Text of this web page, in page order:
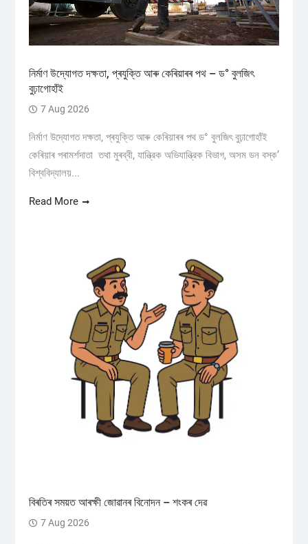
নিৰ্মাণ উদ্যোগত দক্ষতা, প্ৰযুক্তি আৰু কেৰিয়াৰৰ পথ – ড° বুলজিৎ
বুঢ়াগোহাঁই
7 Aug 2026
নিৰ্মাণ উদ্যোগত দক্ষতা, প্ৰযুক্তি আৰু কেৰিয়াৰৰ পথ ড° বুলজিৎ বুঢ়াগোহাঁই
কেৰিয়াৰ পৰামৰ্শদাতা তথা মুৰব্বী, যান্ত্রিক অভিযান্ত্রিক বিভাগ, অসম ডন বস্ক’
বিশ্ববিদ্যালয়...
Read More
বিৰতিৰ সময়ত আৰক্ষী জোৱানৰ বিনোদন – শংকৰ দেৱ
7 Aug 2026